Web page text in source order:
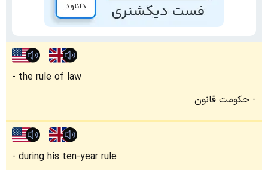
the rule of law
حکومت قانون
during his ten-year rule